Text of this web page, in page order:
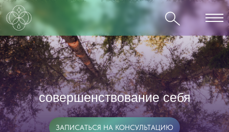
совершенствование себя
ЗАПИСАТЬСЯ НА КОНСУЛЬТАЦИЮ